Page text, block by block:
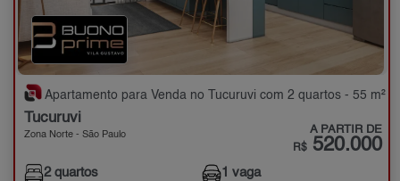
Apartamento para Venda no Tucuruvi com 2 quartos - 55 m²
Tucuruvi
Zona Norte - São Paulo A PARTIR DE
R$ 520.000
2 quartos 1 vaga